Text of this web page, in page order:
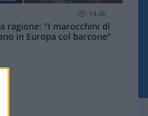
14.4k
ragione: "I marocchini di
in Europa col barcone"